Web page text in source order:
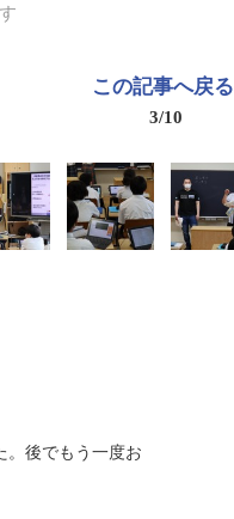
この記事へ戻る
3/10
。後でもう一度お